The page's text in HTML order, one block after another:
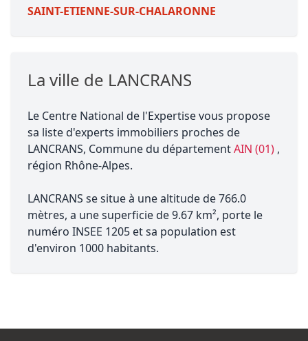
SAINT-ETIENNE-SUR-CHALARONNE
La ville de LANCRANS
Le Centre National de l'Expertise vous propose
sa liste d'experts immobiliers proches de
LANCRANS, Commune du départementAIN (01) ,
région Rhône-Alpes.
LANCRANS se situe à une altitude de 766.0
mètres, a une superficie de 9.67 km², porte le
numéro INSEE 1205 et sa population est
d'environ 1000 habitants.